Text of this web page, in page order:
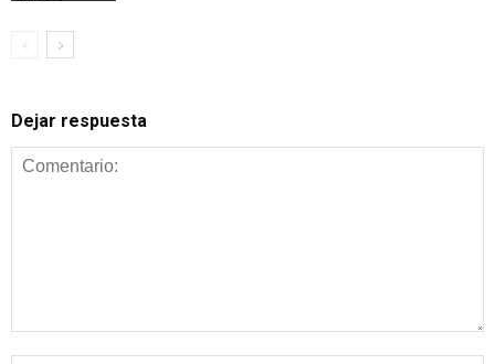
Dejar respuesta